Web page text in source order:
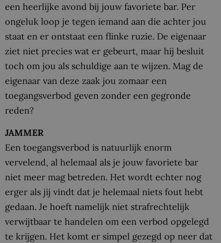
een heerlijke avond bij jouw favoriete bar. Per
ongeluk loop je tegen iemand aan die achter jou
staat en er ontstaat een flinke ruzie. De eigenaar
ziet niet precies wat er gebeurt, maar hij besluit
toch om jou als schuldige aan te wijzen. Mag de
eigenaar van deze zaak jou zomaar een
toegangsverbod geven zonder een gegronde
reden?
JAMMER
Een toegangsverbod is natuurlijk enorm
vervelend, al helemaal als je jouw favoriete bar
niet meer mag betreden. Het wordt echter nog
erger als jij vindt dat je helemaal niets fout hebt
gedaan. Je hoeft namelijk niet strafrechtelijk
verwijtbaar te handelen om een verbod opgelegd
te krijgen. Het komt er simpel gezegd op neer dat